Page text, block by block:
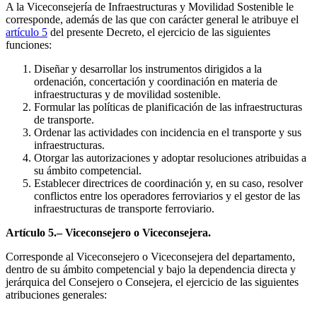
A la Viceconsejería de Infraestructuras y Movilidad Sostenible le
corresponde, además de las que con carácter general le atribuye el
artículo 5 del presente Decreto, el ejercicio de las siguientes
funciones:
Diseñar y desarrollar los instrumentos dirigidos a la
ordenación, concertación y coordinación en materia de
infraestructuras y de movilidad sostenible.
Formular las políticas de planificación de las infraestructuras
de transporte.
Ordenar las actividades con incidencia en el transporte y sus
infraestructuras.
Otorgar las autorizaciones y adoptar resoluciones atribuidas a
su ámbito competencial.
Establecer directrices de coordinación y, en su caso, resolver
conflictos entre los operadores ferroviarios y el gestor de las
infraestructuras de transporte ferroviario.
Artículo 5.– Viceconsejero o Viceconsejera.
Corresponde al Viceconsejero o Viceconsejera del departamento,
dentro de su ámbito competencial y bajo la dependencia directa y
jerárquica del Consejero o Consejera, el ejercicio de las siguientes
atribuciones generales: